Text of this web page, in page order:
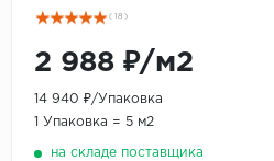
( 18 )
2 988 ₽/м2
14 940 ₽/Упаковка
1 Упаковка = 5 м2
на складе поставщика